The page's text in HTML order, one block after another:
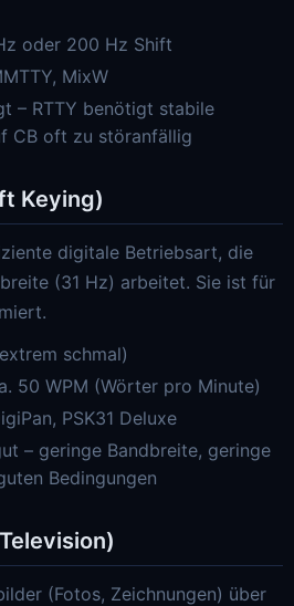
oder 200 Hz Shift
MixW
– RTTY benötigt stabile
CB oft zu störanfällig
Keying)
digitale Betriebsart, die
(31 Hz) arbeitet. Sie ist für
schmal)
50 WPM (Wörter pro Minute)
PSK31 Deluxe
– geringe Bandbreite, geringe
Bedingungen
(Fotos, Zeichnungen) über